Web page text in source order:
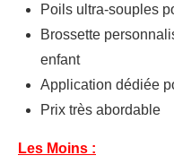
Poils ultra-souples
Brossette
enfant
Application dédiée
Prix très abordable
Les Moins :